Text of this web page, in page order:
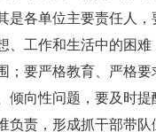
各单位主要责任人，
、工作和生活中的困难
；要严格教育、严格要
倾向性问题，要及时提
负责，形成抓干部带队